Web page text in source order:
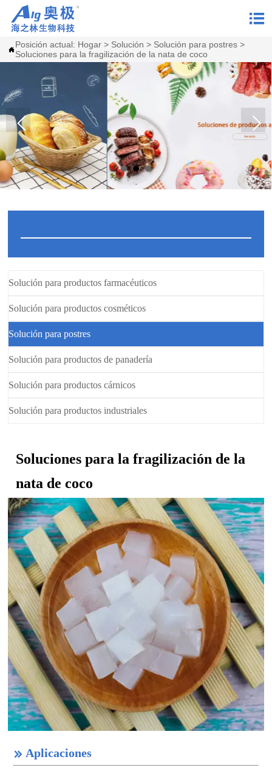

Posición actual: Hogar > Solución > Solución para postres >
Soluciones para la fragilización de la nata de coco
Solución para productos farmacéuticos
Solución para productos cosméticos
Solución para postres
Solución para productos de panadería
Solución para productos cárnicos
Solución para productos industriales
Soluciones para la fragilización de la
nata de coco
 Aplicaciones